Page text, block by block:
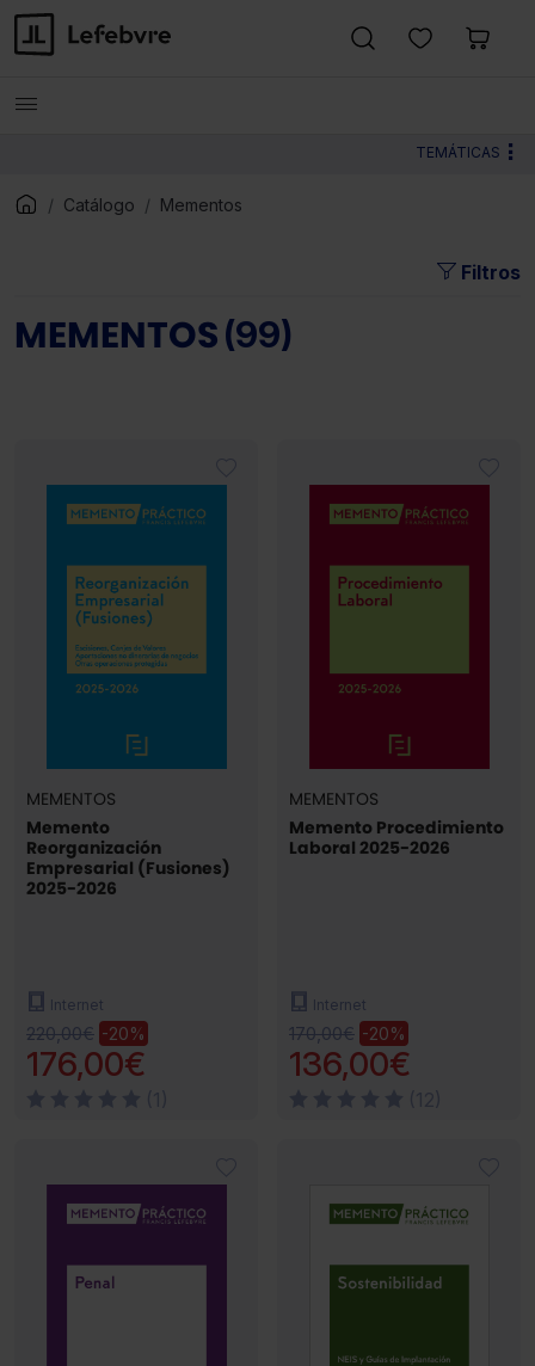
TEMÁTICAS
Catálogo Mementos
Filtros
MEMENTOS(99)
MEMENTOS
Memento
Reorganización
Empresarial (Fusiones)
2025-2026
Internet
220,00€ -20%
176,00€
MEMENTOS
Memento Procedimiento
Laboral 2025-2026
Internet
170,00€ -20%
136,00€